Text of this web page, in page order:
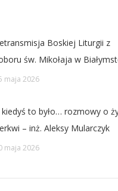
Boskiej Liturgii z
św. Mikołaja w
maja 2026
kiedyś to było… rozmowy o
– inż. Aleksy Mularczyk
maja 2026